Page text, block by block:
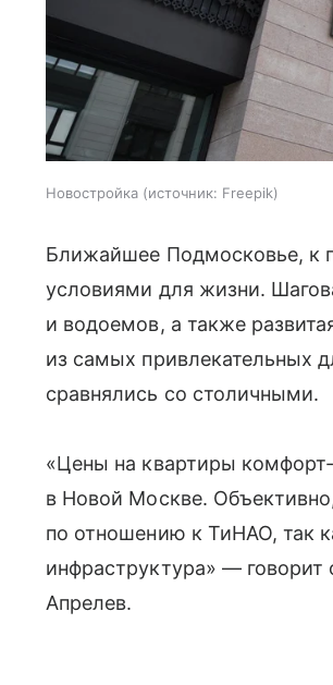
Новостройка источник: Freepik
Ближайшее Подмосковье, к
условиями для жизни.
и водоемов, а также
из самых привлекательных
сравнялись со столичными.
«Цены на квартиры
в Новой Москве.
по отношению к ТиНАО, так
инфраструктура» — говорит
Апрелев.